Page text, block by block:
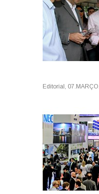
Editorial ,